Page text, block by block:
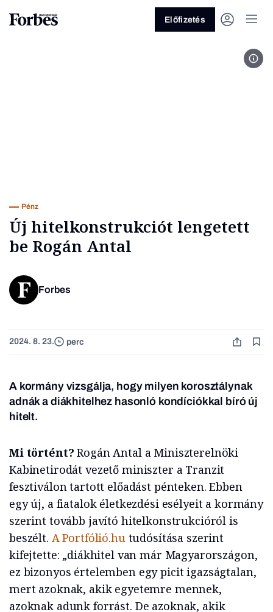
Előfizetés
Pénz
Új hitelkonstrukciót lengetett
be Rogán Antal
Forbes
2024. 8. 23. perc
A kormány vizsgálja, hogy milyen korosztálynak
adnák a diákhitelhez hasonló kondíciókkal bíró új
hitelt.
Mi történt?Rogán Antal a Miniszterelnöki
Kabinetirodát vezető miniszter a Tranzit
fesztiválon tartott előadást pénteken. Ebben
egy új, a fiatalok életkezdési esélyeit a kormány
szerint tovább javító hitelkonstrukcióról is
beszélt. A Portfólió.hutudósítása szerint
kifejtette: „diákhitel van már Magyarországon,
ez bizonyos értelemben egy picit igazságtalan,
mert azoknak, akik egyetemre mennek,
azoknak adunk forrást. De azoknak, akik